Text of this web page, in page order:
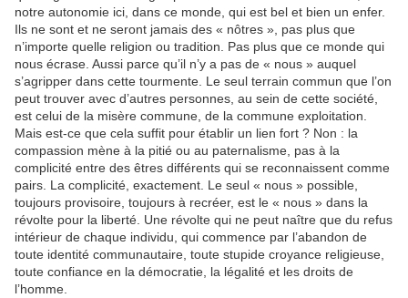
notre autonomie ici, dans ce monde, qui est bel et bien un enfer.
Ils ne sont et ne seront jamais des « nôtres », pas plus que
n’importe quelle religion ou tradition. Pas plus que ce monde qui
nous écrase. Aussi parce qu’il n’y a pas de « nous » auquel
s’agripper dans cette tourmente. Le seul terrain commun que l’on
peut trouver avec d’autres personnes, au sein de cette société,
est celui de la misère commune, de la commune exploitation.
Mais est-ce que cela suffit pour établir un lien fort ? Non : la
compassion mène à la pitié ou au paternalisme, pas à la
complicité entre des êtres différents qui se reconnaissent comme
pairs. La complicité, exactement. Le seul « nous » possible,
toujours provisoire, toujours à recréer, est le « nous » dans la
révolte pour la liberté. Une révolte qui ne peut naître que du refus
intérieur de chaque individu, qui commence par l’abandon de
toute identité communautaire, toute stupide croyance religieuse,
toute confiance en la démocratie, la légalité et les droits de
l’homme.